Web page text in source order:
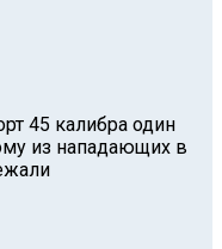
45 калибра один
из нападающих в